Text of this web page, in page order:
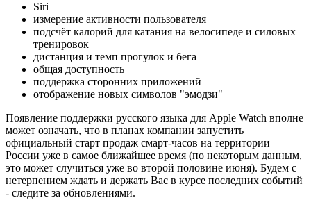
Siri
измерение активности пользователя
подсчёт калорий для катания на велосипеде и силовых
тренировок
дистанция и темп прогулок и бега
общая доступность
поддержка сторонних приложений
отображение новых символов "эмодзи"
Появление поддержки русского языка для Apple Watch вполне
может означать, что в планах компании запустить
официальный старт продаж смарт-часов на территории
России уже в самое ближайшее время (по некоторым данным,
это может случиться уже во второй половине июня). Будем с
нетерпением ждать и держать Вас в курсе последних событий
- следите за обновлениями.